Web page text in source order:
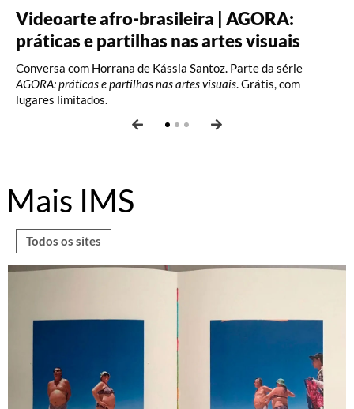
Videoarte afro-brasileira | AGORA:
práticas e partilhas nas artes visuais
Conversa com Horrana de Kássia Santoz. Parte da série
AGORA: práticas e partilhas nas artes visuais. Grátis, com
lugares limitados.
Fotografia: Interpretações – Turma A
(2026)
Oficina com Celina Yamauchi. Vagas limitadas.
Fotografia: Princípios (2026)
Oficina com Celina Yamauchi. Vagas limitadas.
Mais IMS
Todos os sites